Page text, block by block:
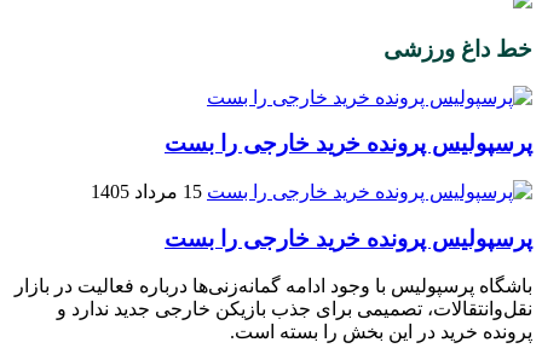
خط داغ ورزشی
پرسپولیس پرونده خرید خارجی را بست
15 مرداد 1405
پرسپولیس پرونده خرید خارجی را بست
باشگاه پرسپولیس با وجود ادامه گمانه‌زنی‌ها درباره فعالیت در بازار
نقل‌وانتقالات، تصمیمی برای جذب بازیکن خارجی جدید ندارد و
پرونده خرید در این بخش را بسته است.